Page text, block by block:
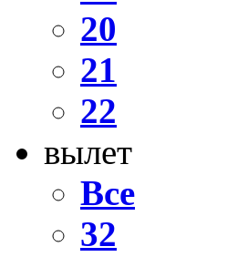
20
21
22
вылет
Все
32